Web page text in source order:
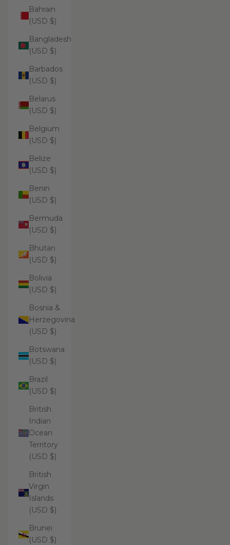
Bahrain
(USD $)
Bangladesh
(USD $)
Barbados
(USD $)
Belarus
(USD $)
Belgium
(USD $)
Belize
(USD $)
Benin
(USD $)
Bermuda
(USD $)
Bhutan
(USD $)
Bolivia
(USD $)
Bosnia &
Herzegovina
(USD $)
Botswana
(USD $)
Brazil
(USD $)
British
Indian
Ocean
Territory
(USD $)
British
Virgin
Islands
(USD $)
Brunei
(USD $)